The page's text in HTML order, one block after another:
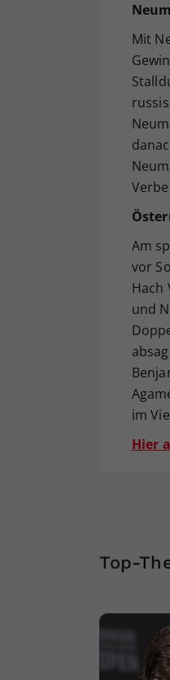
Mit
Am
vor
Hach
und
im
Hier
Top-